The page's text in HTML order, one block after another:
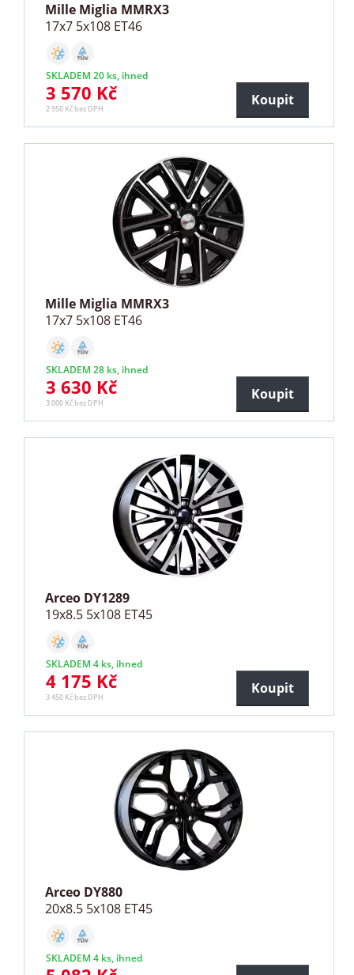
Mille Miglia MMRX3
17x7 5x108 ET46
SKLADEM 20 ks, ihned
3 570 Kč
2 950 Kč bez DPH
Koupit
Mille Miglia MMRX3
17x7 5x108 ET46
SKLADEM 28 ks, ihned
3 630 Kč
3 000 Kč bez DPH
Koupit
Arceo DY1289
19x8.5 5x108 ET45
SKLADEM 4 ks, ihned
4 175 Kč
3 450 Kč bez DPH
Koupit
Arceo DY880
20x8.5 5x108 ET45
SKLADEM 4 ks, ihned